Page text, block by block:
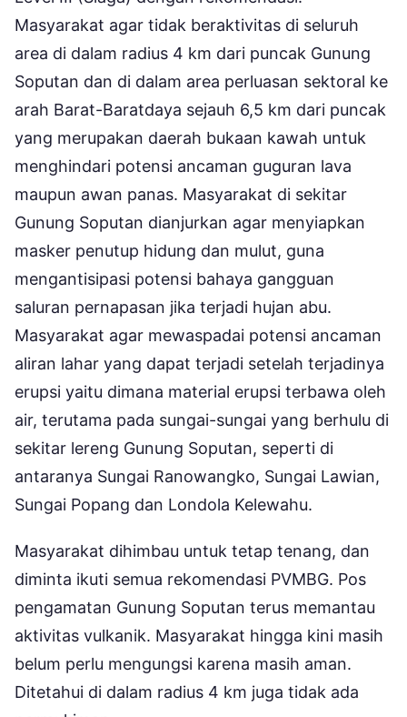
Masyarakat agar tidak beraktivitas di seluruh
area di dalam radius 4 km dari puncak Gunung
Soputan dan di dalam area perluasan sektoral ke
arah Barat-Baratdaya sejauh 6,5 km dari puncak
yang merupakan daerah bukaan kawah untuk
menghindari potensi ancaman guguran lava
maupun awan panas. Masyarakat di sekitar
Gunung Soputan dianjurkan agar menyiapkan
masker penutup hidung dan mulut, guna
mengantisipasi potensi bahaya gangguan
saluran pernapasan jika terjadi hujan abu.
Masyarakat agar mewaspadai potensi ancaman
aliran lahar yang dapat terjadi setelah terjadinya
erupsi yaitu dimana material erupsi terbawa oleh
air, terutama pada sungai-sungai yang berhulu di
sekitar lereng Gunung Soputan, seperti di
antaranya Sungai Ranowangko, Sungai Lawian,
Sungai Popang dan Londola Kelewahu.
Masyarakat dihimbau untuk tetap tenang, dan
diminta ikuti semua rekomendasi PVMBG. Pos
pengamatan Gunung Soputan terus memantau
aktivitas vulkanik. Masyarakat hingga kini masih
belum perlu mengungsi karena masih aman.
Ditetahui di dalam radius 4 km juga tidak ada